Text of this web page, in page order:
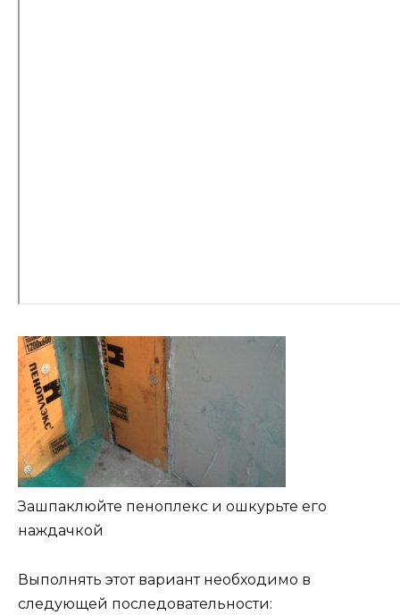
Зашпаклюйте пеноплекс и ошкурьте его
наждачкой
Выполнять этот вариант необходимо в
следующей последовательности: